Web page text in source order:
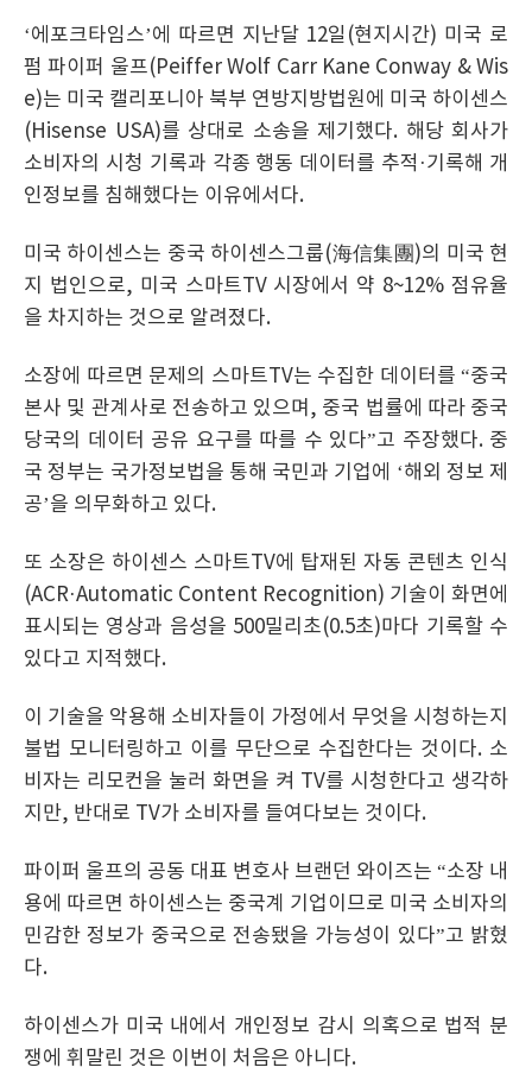
‘에포크타임스’에 따르면 지난달 12일(현지시간) 미국 로
펌 파이퍼 울프(Peiffer Wolf Carr Kane Conway & Wis
e)는 미국 캘리포니아 북부 연방지방법원에 미국 하이센스
(Hisense USA)를 상대로 소송을 제기했다. 해당 회사가
소비자의 시청 기록과 각종 행동 데이터를 추적·기록해 개
인정보를 침해했다는 이유에서다.
미국 하이센스는 중국 하이센스그룹(海信集團)의 미국 현
지 법인으로, 미국 스마트TV 시장에서 약 8~12% 점유율
을 차지하는 것으로 알려졌다.
소장에 따르면 문제의 스마트TV는 수집한 데이터를 “중국
본사 및 관계사로 전송하고 있으며, 중국 법률에 따라 중국
당국의 데이터 공유 요구를 따를 수 있다”고 주장했다. 중
국 정부는 국가정보법을 통해 국민과 기업에 ‘해외 정보 제
공’을 의무화하고 있다.
또 소장은 하이센스 스마트TV에 탑재된 자동 콘텐츠 인식
(ACR·Automatic Content Recognition) 기술이 화면에
표시되는 영상과 음성을 500밀리초(0.5초)마다 기록할 수
있다고 지적했다.
이 기술을 악용해 소비자들이 가정에서 무엇을 시청하는지
불법 모니터링하고 이를 무단으로 수집한다는 것이다. 소
비자는 리모컨을 눌러 화면을 켜 TV를 시청한다고 생각하
지만, 반대로 TV가 소비자를 들여다보는 것이다.
파이퍼 울프의 공동 대표 변호사 브랜던 와이즈는 “소장 내
용에 따르면 하이센스는 중국계 기업이므로 미국 소비자의
민감한 정보가 중국으로 전송됐을 가능성이 있다”고 밝혔
다.
하이센스가 미국 내에서 개인정보 감시 의혹으로 법적 분
쟁에 휘말린 것은 이번이 처음은 아니다.